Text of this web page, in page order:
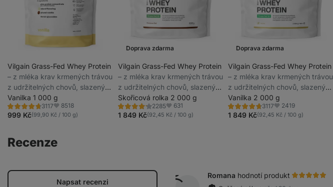
Vilgain Grass-Fed Whey Protein
⁠–⁠ z mléka krav krmených trávou
z udržitelných chovů, slazený
stévií, ultrafiltrovaný za nízkých
teplot
Vanilka 1 000 g
3117
Hodnocení
4.6/5,
3117
Oblíbené
8518
999 Kč(99,90 Kč / 100 g)
Doprava zdarma
Vilgain Grass-Fed Whey Protein
⁠–⁠ z mléka krav krmených trávou
z udržitelných chovů, slazený
stévií, ultrafiltrovaný za nízkých
teplot
Skořicová rolka 2 000 g
2285
Hodnocení
4.3/5,
2285
Oblíbené
631
1 849 Kč(92,45 Kč / 100 g)
Doprava zdarma
Vilgain Grass-Fed Whey Protein
⁠–⁠ z mléka krav krmených trávou
z udržitelných chovů, slazený
stévií, ultrafiltrovaný za nízkých
teplot
Vanilka 2 000 g
3117
Hodnocení
4.6/5,
3117
Oblíbené
2419
1 849 Kč(92,45 Kč / 100 g)
Recenze
Napsat recenzi
Romana hodnotí produkt